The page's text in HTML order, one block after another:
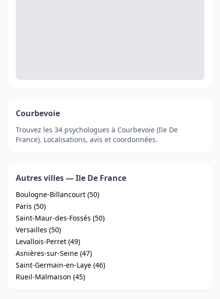
Courbevoie
Trouvez les 34 psychologues à Courbevoie (Ile De
France). Localisations, avis et coordonnées.
Autres villes — Ile De France
Boulogne-Billancourt (50)
Paris (50)
Saint-Maur-des-Fossés (50)
Versailles (50)
Levallois-Perret (49)
Asnières-sur-Seine (47)
Saint-Germain-en-Laye (46)
Rueil-Malmaison (45)